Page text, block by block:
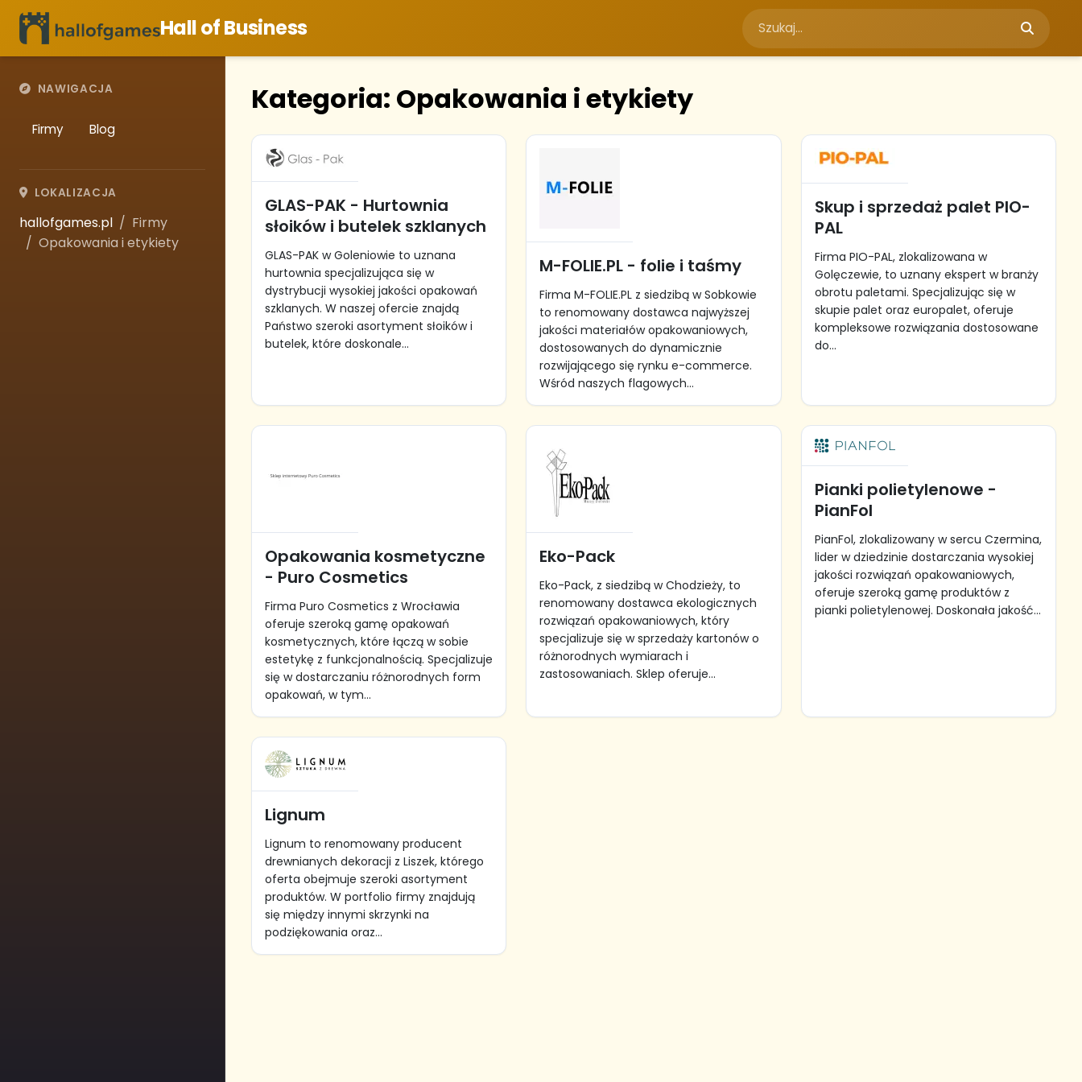
Hall of Business
NAWIGACJA
Firmy Blog
LOKALIZACJA
hallofgames.pl
Firmy
Opakowania i etykiety
Kategoria: Opakowania i etykiety
GLAS-PAK - Hurtownia
słoików i butelek szklanych
GLAS-PAK w Goleniowie to uznana
hurtownia specjalizująca się w
dystrybucji wysokiej jakości opakowań
szklanych. W naszej ofercie znajdą
Państwo szeroki asortyment słoików i
butelek, które doskonale...
M-FOLIE.PL - folie i taśmy
Firma M-FOLIE.PL z siedzibą w Sobkowie
to renomowany dostawca najwyższej
jakości materiałów opakowaniowych,
dostosowanych do dynamicznie
rozwijającego się rynku e-commerce.
Wśród naszych flagowych...
Skup i sprzedaż palet PIO-
PAL
Firma PIO-PAL, zlokalizowana w
Golęczewie, to uznany ekspert w branży
obrotu paletami. Specjalizując się w
skupie palet oraz europalet, oferuje
kompleksowe rozwiązania dostosowane
do...
Opakowania kosmetyczne
- Puro Cosmetics
Firma Puro Cosmetics z Wrocławia
oferuje szeroką gamę opakowań
kosmetycznych, które łączą w sobie
estetykę z funkcjonalnością. Specjalizuje
się w dostarczaniu różnorodnych form
opakowań, w tym...
Eko-Pack
Eko-Pack, z siedzibą w Chodzieży, to
renomowany dostawca ekologicznych
rozwiązań opakowaniowych, który
specjalizuje się w sprzedaży kartonów o
różnorodnych wymiarach i
zastosowaniach. Sklep oferuje...
Pianki polietylenowe -
PianFol
PianFol, zlokalizowany w sercu Czermina,
lider w dziedzinie dostarczania wysokiej
jakości rozwiązań opakowaniowych,
oferuje szeroką gamę produktów z
pianki polietylenowej. Doskonała jakość...
Lignum
Lignum to renomowany producent
drewnianych dekoracji z Liszek, którego
oferta obejmuje szeroki asortyment
produktów. W portfolio firmy znajdują
się między innymi skrzynki na
podziękowania oraz...